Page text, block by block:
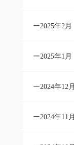
2025年2月
2025年1月
2024年12月
2024年11月